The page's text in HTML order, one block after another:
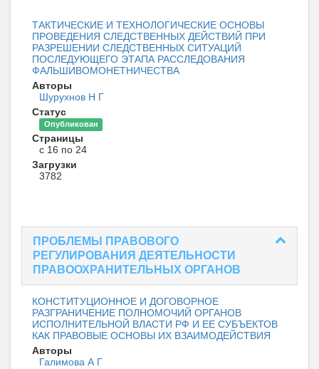
ТАКТИЧЕСКИЕ И ТЕХНОЛОГИЧЕСКИЕ ОСНОВЫ
ПРОВЕДЕНИЯ СЛЕДСТВЕННЫХ ДЕЙСТВИЙ ПРИ
РАЗРЕШЕНИИ СЛЕДСТВЕННЫХ СИТУАЦИЙ
ПОСЛЕДУЮЩЕГО ЭТАПА РАССЛЕДОВАНИЯ
ФАЛЬШИВОМОНЕТНИЧЕСТВА
Авторы
Шурухнов Н Г
Статус
Опубликован
Страницы
с 16 по 24
Загрузки
3782
ПРОБЛЕМЫ ПРАВОВОГО
РЕГУЛИРОВАНИЯ ДЕЯТЕЛЬНОСТИ
ПРАВООХРАНИТЕЛЬНЫХ ОРГАНОВ
КОНСТИТУЦИОННОЕ И ДОГОВОРНОЕ
РАЗГРАНИЧЕНИЕ ПОЛНОМОЧИЙ ОРГАНОВ
ИСПОЛНИТЕЛЬНОЙ ВЛАСТИ РФ И ЕЕ СУБЪЕКТОВ
КАК ПРАВОВЫЕ ОСНОВЫ ИХ ВЗАИМОДЕЙСТВИЯ
Авторы
Галимова А Г